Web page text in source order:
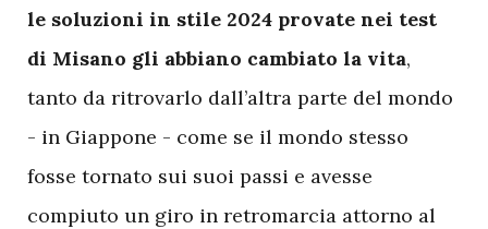
le soluzioni in stile 2024 provate nei test
di Misano gli abbiano cambiato la vita,
tanto da ritrovarlo dall’altra parte del mondo
- in Giappone - come se il mondo stesso
fosse tornato sui suoi passi e avesse
compiuto un giro in retromarcia attorno al